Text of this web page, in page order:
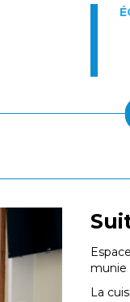
munie
La